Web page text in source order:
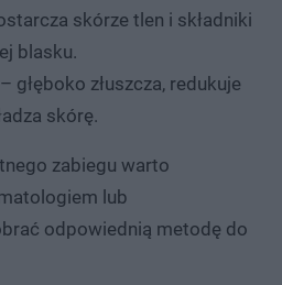
skórze tlen i składniki
blasku.
– głęboko złuszcza, redukuje
skórę.
zabiegu warto
lub
odpowiednią metodę do